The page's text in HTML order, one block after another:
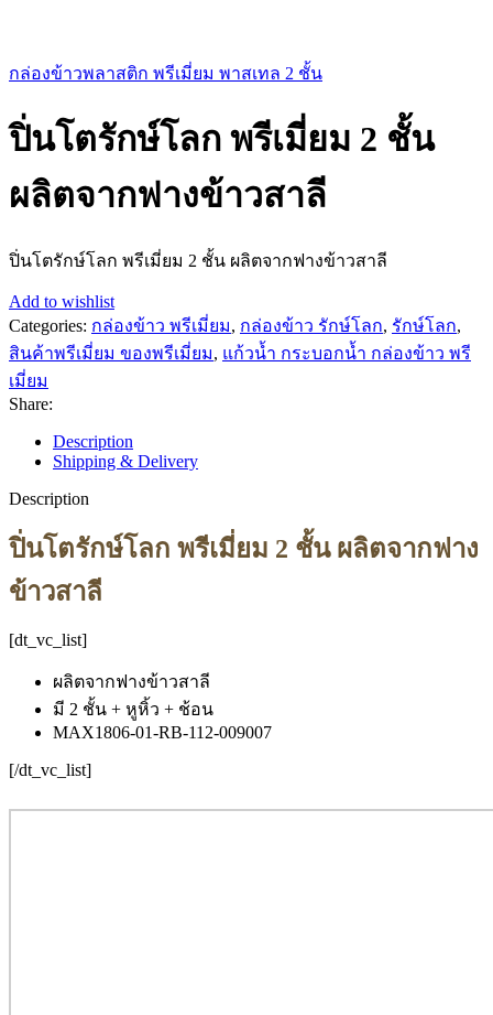
กล่องข้าวพลาสติก พรีเมี่ยม พาสเทล 2 ชั้น
ปิ่นโตรักษ์โลก พรีเมี่ยม 2 ชั้น
ผลิตจากฟางข้าวสาลี
ปิ่นโตรักษ์โลก พรีเมี่ยม 2 ชั้น ผลิตจากฟางข้าวสาลี
Add to wishlist
Categories: กล่องข้าว พรีเมี่ยม, กล่องข้าว รักษ์โลก, รักษ์โลก,
สินค้าพรีเมี่ยม ของพรีเมี่ยม, แก้วน้ำ กระบอกน้ำ กล่องข้าว พรี
เมี่ยม
Share:
Description
Shipping & Delivery
Description
ปิ่นโตรักษ์โลก พรีเมี่ยม 2 ชั้น ผลิตจากฟาง
ข้าวสาลี
[dt_vc_list]
ผลิตจากฟางข้าวสาลี
มี 2 ชั้น + หูหิ้ว + ช้อน
MAX1806-01-RB-112-009007
[/dt_vc_list]